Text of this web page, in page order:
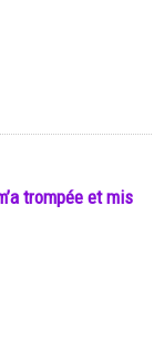
trompée et mis